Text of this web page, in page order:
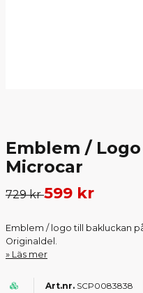
Emblem /
Microcar
729 kr599 kr
Emblem / logo till bakluckan
Originaldel.
Läs mer
SCP0083838